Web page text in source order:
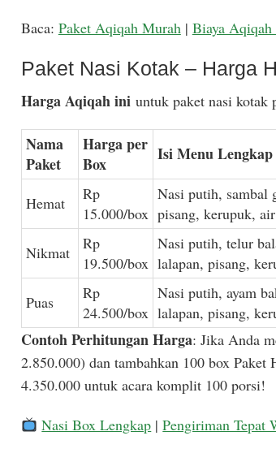
Baca: Paket Aqiqah Murah| Biaya
Paket Nasi Kotak – Harga
Harga Aqiqah iniuntuk paket nasi kotak
Nama
Paket
Harga per
Box
Isi Menu Lengkap
Hemat
Rp
15.000/box
Nasi putih, sambal
pisang, kerupuk,
Nikmat
Rp
19.500/box
Nasi putih, telur
lalapan, pisang,
Puas
Rp
24.500/box
Nasi putih, ayam
lalapan, pisang,
Contoh Perhitungan Harga: Jika Anda
2.850.000) dan tambahkan 100 box
4.350.000 untuk acara komplit 100 porsi!
Nasi Box Lengkap |Pengiriman Tepat